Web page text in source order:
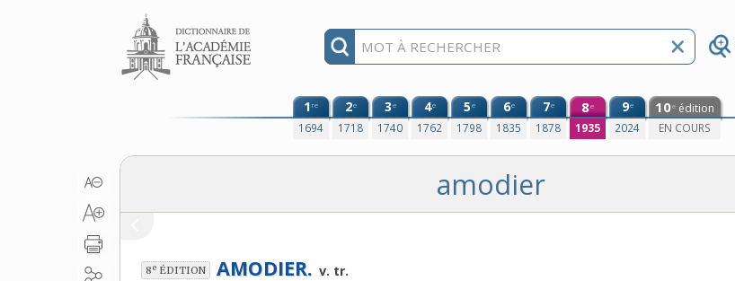
Aller au contenu
1re
1694
2e
1718
3e
1740
4e
1762
5e
1798
6e
1835
7e
1878
8e
1935
9e
2024
10e édition
EN COURS
amodier
8e ÉDITION AMODIER. v. tr.